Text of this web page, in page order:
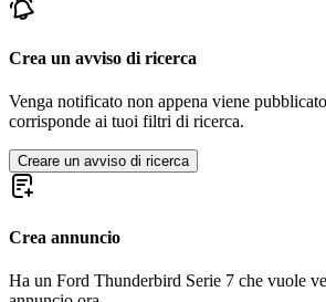
Ford F-Series
Ford GT40
Ford Model A
Ford Model T
Ford Mustang
Ford Sierra
Crea un avviso di ricerca
Venga notificato non appena viene
corrisponde ai tuoi filtri di ricerca.
Creare un avviso di ricerca
Crea annuncio
Ha un Ford Thunderbird Serie 7 che vuole